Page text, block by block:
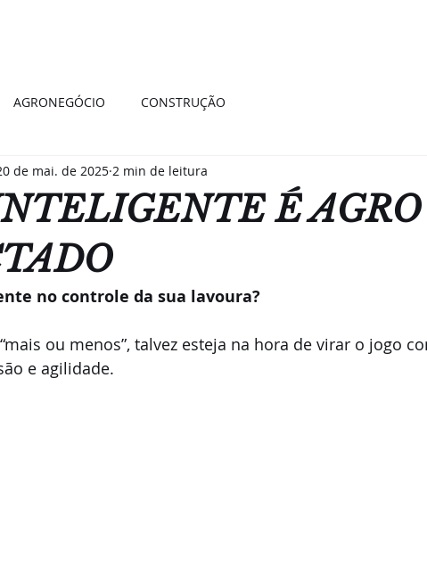
AGRONEGÓCIO CONSTRUÇÃO
É AGRO
de mai. de 2025 2 min de leitura
no controle da sua lavoura?
e agilidade.